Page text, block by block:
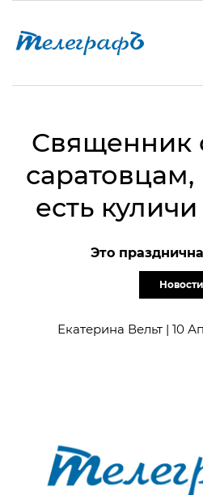
Священник
есть
Это
Новости
Екатерина Вельт | 10